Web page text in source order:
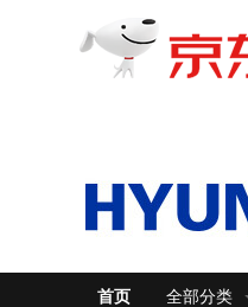
首页 全部分类